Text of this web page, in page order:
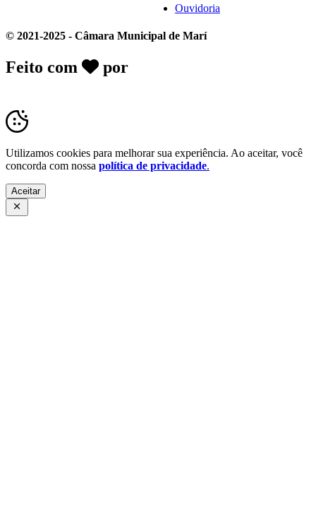
Ouvidoria
© 2021-2025 - Câmara Municipal de Marí
Feito com por
Utilizamos cookies para melhorar sua experiência. Ao aceitar, você
concorda com nossa política de privacidade.
Aceitar